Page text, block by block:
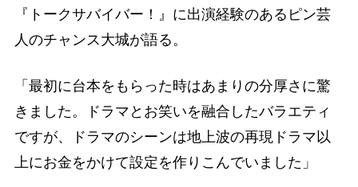
『トークサバイバー！』に出演経験のあるピン芸
人のチャンス大城が語る。
「最初に台本をもらった時はあまりの分厚さに驚
きました。ドラマとお笑いを融合したバラエティ
ですが、ドラマのシーンは地上波の再現ドラマ以
上にお金をかけて設定を作りこんでいました」